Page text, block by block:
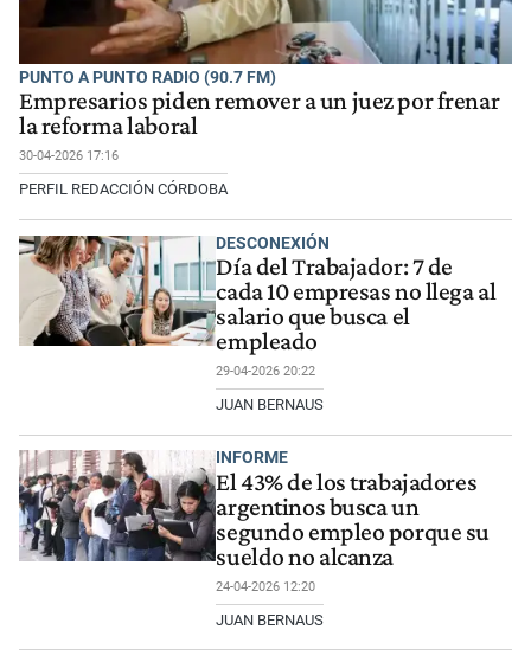
PUNTO A PUNTO RADIO (90.7 FM)
Empresarios piden remover a un juez por frenar
la reforma laboral
30-04-2026 17:16
PERFIL REDACCIÓN CÓRDOBA
DESCONEXIÓN
Día del Trabajador: 7 de
cada 10 empresas no llega al
salario que busca el
empleado
29-04-2026 20:22
JUAN BERNAUS
INFORME
El 43% de los trabajadores
argentinos busca un
segundo empleo porque su
sueldo no alcanza
24-04-2026 12:20
JUAN BERNAUS